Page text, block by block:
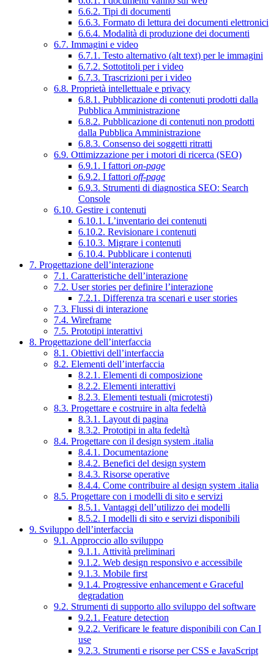
6.6.2. Tipi di documenti
6.6.3. Formato di lettura dei documenti elettronici
6.6.4. Modalità di produzione dei documenti
6.7. Immagini e video
6.7.1. Testo alternativo (alt text) per le immagini
6.7.2. Sottotitoli per i video
6.7.3. Trascrizioni per i video
6.8. Proprietà intellettuale e privacy
6.8.1. Pubblicazione di contenuti prodotti dalla
Pubblica Amministrazione
6.8.2. Pubblicazione di contenuti non prodotti
dalla Pubblica Amministrazione
6.8.3. Consenso dei soggetti ritratti
6.9. Ottimizzazione per i motori di ricerca (SEO)
6.9.1. I fattori on-page
6.9.2. I fattori off-page
6.9.3. Strumenti di diagnostica SEO: Search
Console
6.10. Gestire i contenuti
6.10.1. L’inventario dei contenuti
6.10.2. Revisionare i contenuti
6.10.3. Migrare i contenuti
6.10.4. Pubblicare i contenuti
7. Progettazione dell’interazione
7.1. Caratteristiche dell’interazione
7.2. User stories per definire l’interazione
7.2.1. Differenza tra scenari e user stories
7.3. Flussi di interazione
7.4. Wireframe
7.5. Prototipi interattivi
8. Progettazione dell’interfaccia
8.1. Obiettivi dell’interfaccia
8.2. Elementi dell’interfaccia
8.2.1. Elementi di composizione
8.2.2. Elementi interattivi
8.2.3. Elementi testuali (microtesti)
8.3. Progettare e costruire in alta fedeltà
8.3.1. Layout di pagina
8.3.2. Prototipi in alta fedeltà
8.4. Progettare con il design system .italia
8.4.1. Documentazione
8.4.2. Benefici del design system
8.4.3. Risorse operative
8.4.4. Come contribuire al design system .italia
8.5. Progettare con i modelli di sito e servizi
8.5.1. Vantaggi dell’utilizzo dei modelli
8.5.2. I modelli di sito e servizi disponibili
9. Sviluppo dell’interfaccia
9.1. Approccio allo sviluppo
9.1.1. Attività preliminari
9.1.2. Web design responsivo e accessibile
9.1.3. Mobile first
9.1.4. Progressive enhancement e Graceful
degradation
9.2. Strumenti di supporto allo sviluppo del software
9.2.1. Feature detection
9.2.2. Verificare le feature disponibili con Can I
use
9.2.3. Strumenti e risorse per CSS e JavaScript